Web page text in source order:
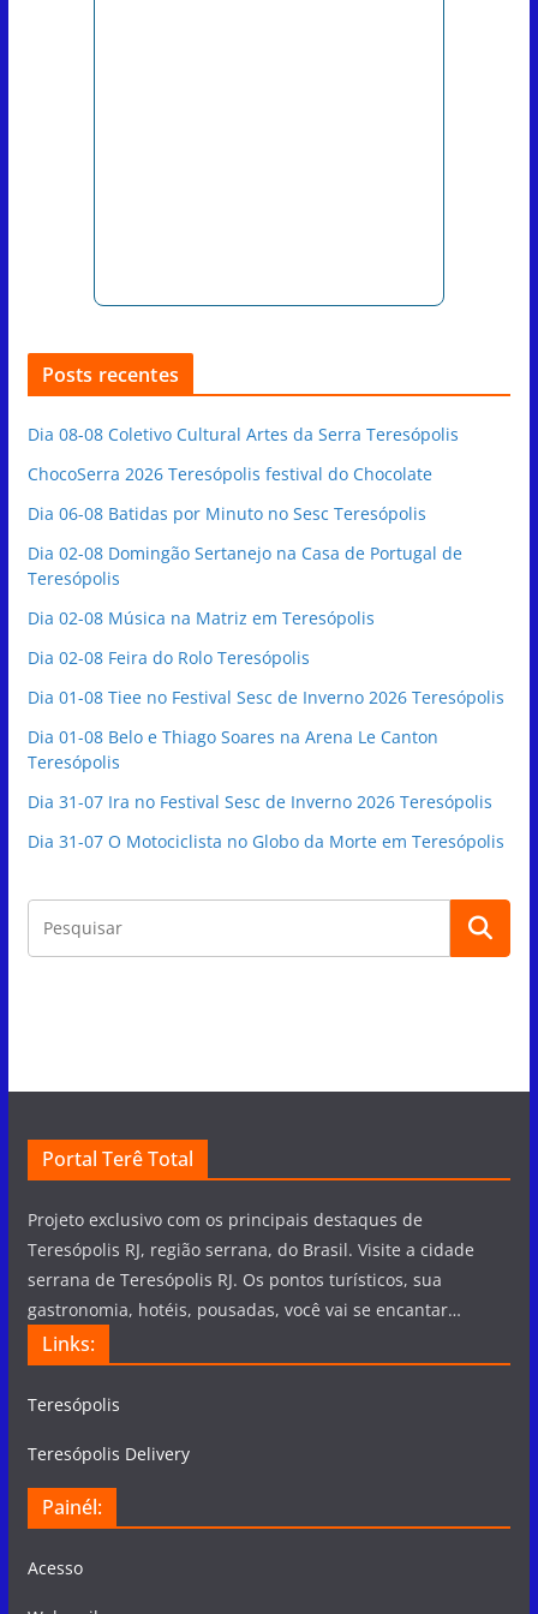
Posts recentes
Dia 08-08 Coletivo Cultural Artes da Serra Teresópolis
ChocoSerra 2026 Teresópolis festival do Chocolate
Dia 06-08 Batidas por Minuto no Sesc Teresópolis
Dia 02-08 Domingão Sertanejo na Casa de Portugal de
Teresópolis
Dia 02-08 Música na Matriz em Teresópolis
Dia 02-08 Feira do Rolo Teresópolis
Dia 01-08 Tiee no Festival Sesc de Inverno 2026 Teresópolis
Dia 01-08 Belo e Thiago Soares na Arena Le Canton
Teresópolis
Dia 31-07 Ira no Festival Sesc de Inverno 2026 Teresópolis
Dia 31-07 O Motociclista no Globo da Morte em Teresópolis
Portal Terê Total
Projeto exclusivo com os principais destaques de
Teresópolis RJ, região serrana, do Brasil. Visite a cidade
serrana de Teresópolis RJ. Os pontos turísticos, sua
gastronomia, hotéis, pousadas, você vai se encantar…
Links:
Teresópolis
Teresópolis Delivery
Painél:
Acesso